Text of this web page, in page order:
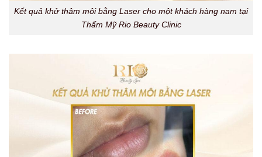
Kết quả khử thâm môi bằng Laser cho một khách hàng nam tại
Thẩm Mỹ Rio Beauty Clinic